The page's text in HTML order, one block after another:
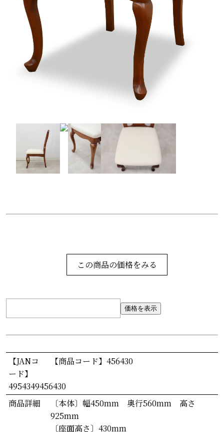
この商品の価格をみる
価格を表示
【JANコ
ード】
4954349456430
【商品コード】456430
商品詳細
〔本体〕幅450mm 奥行560mm 高さ
925mm
〔座面高さ〕430mm